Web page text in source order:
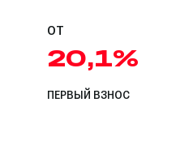
ОТ
20,1%
ПЕРВЫЙ ВЗНОС